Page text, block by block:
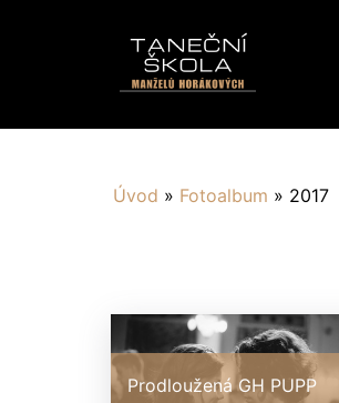
Úvod » Fotoalbum » 2017
Prodloužená GH PUPP